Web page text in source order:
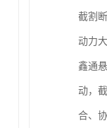
截割
动力
鑫通
动，
合、